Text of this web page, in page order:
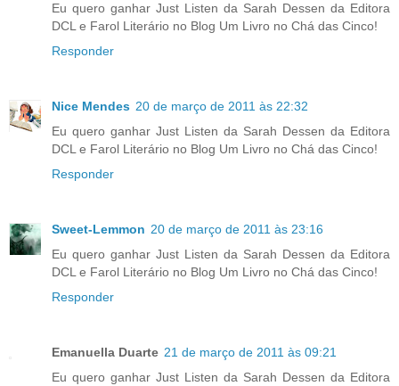
Eu quero ganhar Just Listen da Sarah Dessen da Editora
DCL e Farol Literário no Blog Um Livro no Chá das Cinco!
Responder
Nice Mendes 20 de março de 2011 às 22:32
Eu quero ganhar Just Listen da Sarah Dessen da Editora
DCL e Farol Literário no Blog Um Livro no Chá das Cinco!
Responder
Sweet-Lemmon 20 de março de 2011 às 23:16
Eu quero ganhar Just Listen da Sarah Dessen da Editora
DCL e Farol Literário no Blog Um Livro no Chá das Cinco!
Responder
Emanuella Duarte 21 de março de 2011 às 09:21
Eu quero ganhar Just Listen da Sarah Dessen da Editora